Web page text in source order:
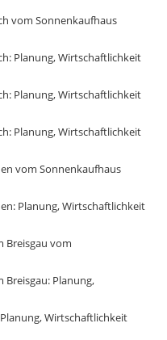
vom Sonnenkaufhaus
Planung, Wirtschaftlichkeit
Planung, Wirtschaftlichkeit
Planung, Wirtschaftlichkeit
vom Sonnenkaufhaus
Planung, Wirtschaftlichkeit
Breisgau vom
Breisgau: Planung,
Wirtschaftlichkeit